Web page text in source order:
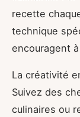
recette
technique
encouragent
La créativité
Suivez des
culinaires ou